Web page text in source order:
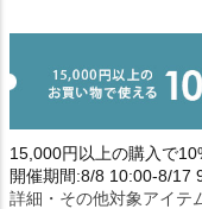
15,000円以上の購入で
開催期間:8/8 10:00-8/17
詳細・その他対象アイテ